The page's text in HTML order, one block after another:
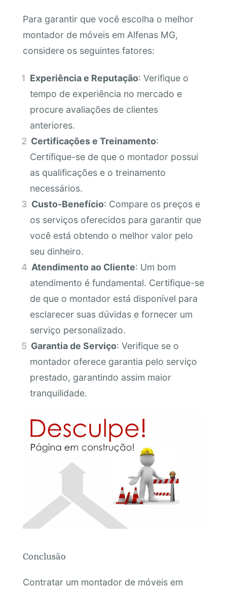
Para garantir que você escolha o melhor
montador de móveis em Alfenas MG,
considere os seguintes fatores:
Experiência e Reputação: Verifique o
tempo de experiência no mercado e
procure avaliações de clientes
anteriores.
Certificações e Treinamento:
Certifique-se de que o montador possui
as qualificações e o treinamento
necessários.
Custo-Benefício: Compare os preços e
os serviços oferecidos para garantir que
você está obtendo o melhor valor pelo
seu dinheiro.
Atendimento ao Cliente: Um bom
atendimento é fundamental. Certifique-se
de que o montador está disponível para
esclarecer suas dúvidas e fornecer um
serviço personalizado.
Garantia de Serviço: Verifique se o
montador oferece garantia pelo serviço
prestado, garantindo assim maior
tranquilidade.
Conclusão
Contratar um montador de móveis em